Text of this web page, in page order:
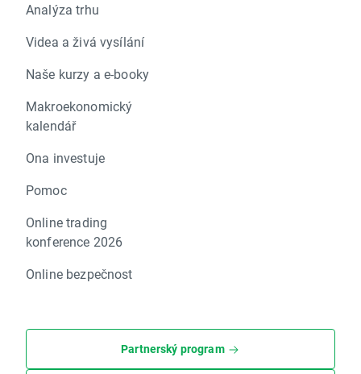
Analýza trhu
Videa a živá vysílání
Naše kurzy a e-booky
Makroekonomický
kalendář
Ona investuje
Pomoc
Online trading
konference 2026
Online bezpečnost
Partnerský program